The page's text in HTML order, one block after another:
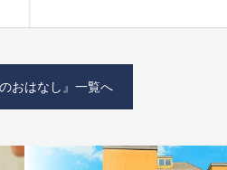
のおはなし』一覧へ